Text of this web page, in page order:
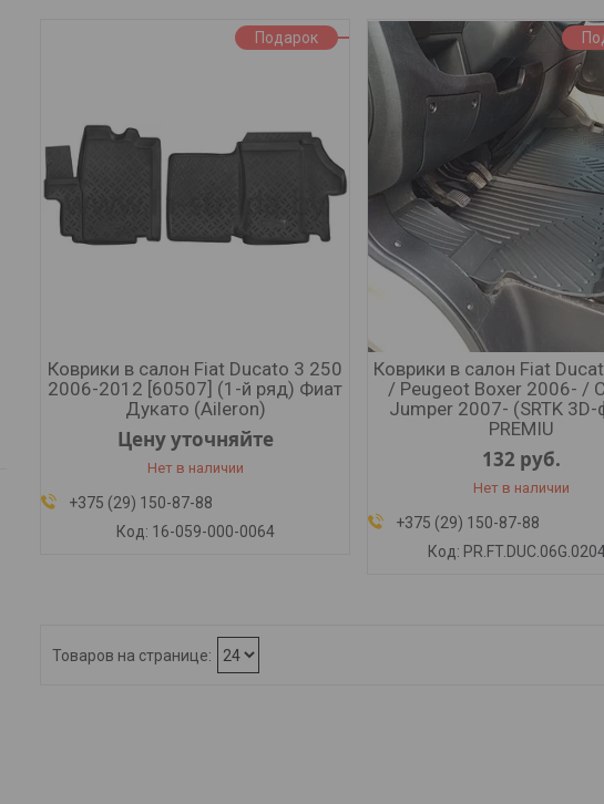
Подарок
Коврики в салон Fiat Ducato 3 250
2006-2012 [60507] (1-й ряд) Фиат
Дукато (Aileron)
Цену уточняйте
Нет в наличии
+375 (29) 150-87-88
16-059-000-0064
Коврики в салон Fiat
/ Peugeot Boxer 2006- /
Jumper 2007- (SRTK
PREMIU
132 руб.
Нет в наличии
+375 (29) 150-87-88